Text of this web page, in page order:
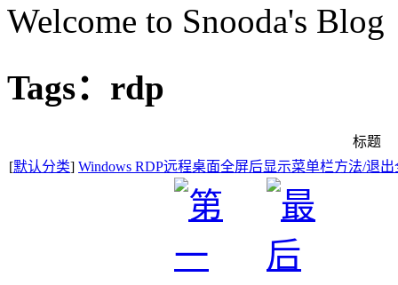
Welcome to Snooda's Blog
Tags：rdp
标题
[默认分类] Windows RDP远程桌面全屏后显示菜单栏方法/退